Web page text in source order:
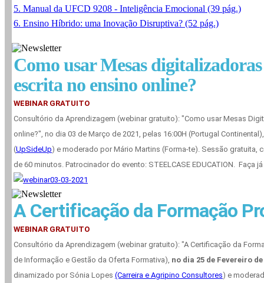
5. Manual da UFCD 9208 - Inteligência Emocional (39 pág.)
6. Ensino Híbrido: uma Inovação Disruptiva? (52 pág.)
Como usar Mesas
escrita no ensino online?
WEBINAR GRATUITO
Consultório da Aprendizagem (webinar gratuito): "Como usar Mesas
online?", no dia 03 de Março de 2021, pelas 16:00H (Portugal
(UpSideUp) e moderado por Mário Martins (Forma-te). Sessão gratuita,
de 60 minutos. Patrocinador do evento: STEELCASE EDUCATION. Faça
A Certificação da Formação
WEBINAR GRATUITO
Consultório da Aprendizagem (webinar gratuito): "A Certificação da
de Informação e Gestão da Oferta Formativa), no dia 25 de Fevereiro
dinamizado por Sónia Lopes (Carreira e Agripino Consultores) e